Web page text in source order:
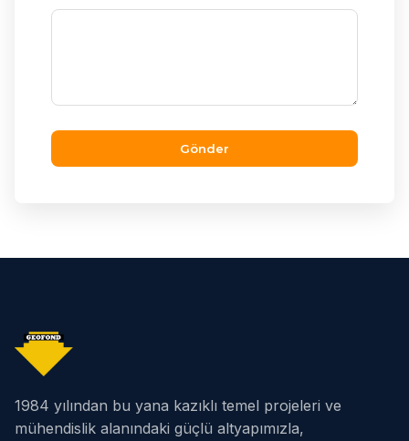
Gönder
1984 yılından bu yana kazıklı temel projeleri ve
mühendislik alanındaki güçlü altyapımızla,